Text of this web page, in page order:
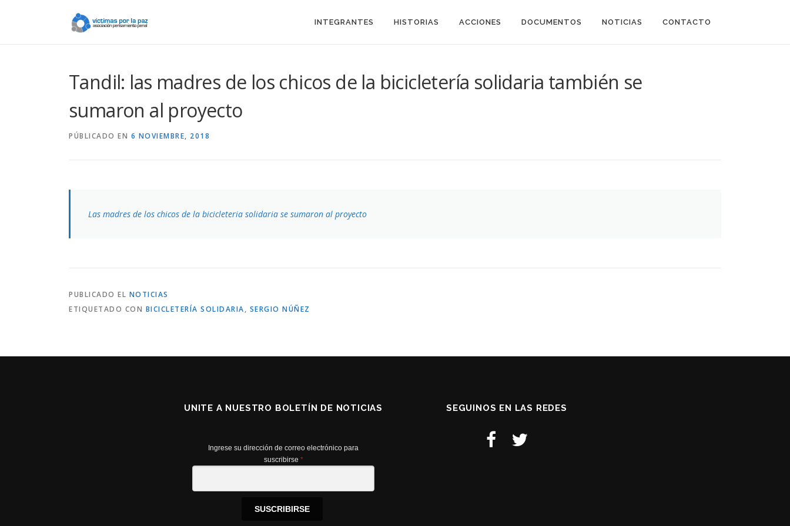
INTEGRANTES HISTORIAS ACCIONES DOCUMENTOS NOTICIAS CONTACTO
Tandil: las madres de los chicos de la bicicletería solidaria también se
sumaron al proyecto
PÚBLICADO EN 6 NOVIEMBRE, 2018
Las madres de los chicos de la bicicleteria solidaria se sumaron al proyecto
PUBLICADO EL NOTICIAS
ETIQUETADO CON BICICLETERÍA SOLIDARIA, SERGIO NÚÑEZ
UNITE A NUESTRO BOLETÍN DE NOTICIAS
Ingrese su dirección de correo electrónico para
suscribirse *
SUSCRIBIRSE
SEGUINOS EN LAS REDES